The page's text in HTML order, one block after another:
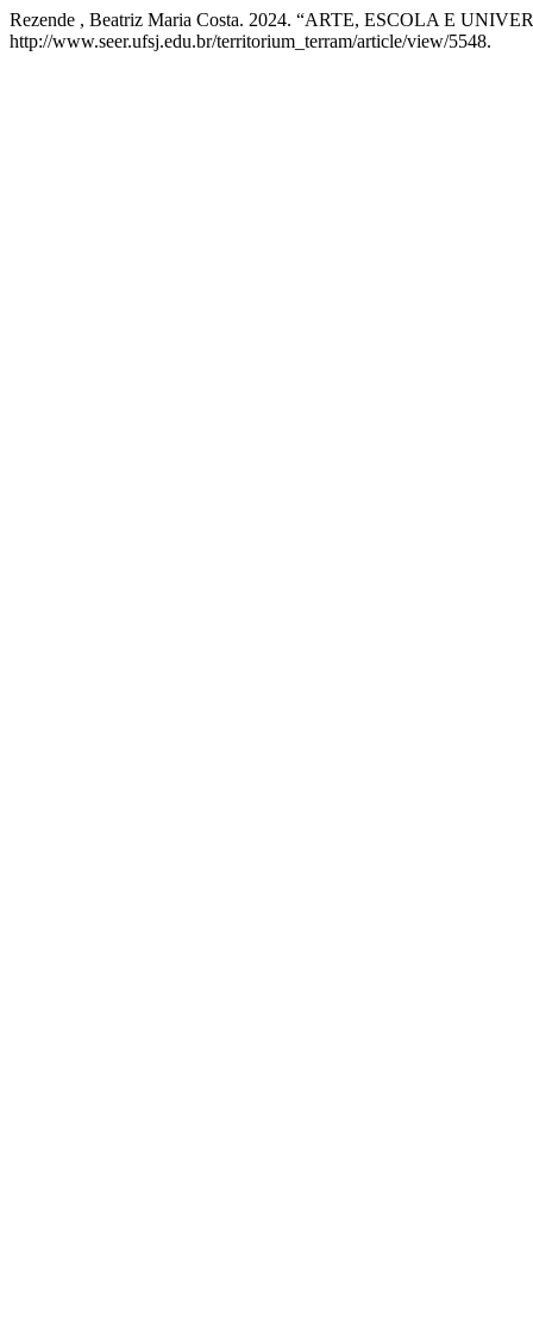
Rezende , Beatriz Maria Costa. 2024. “ARTE, ESCOLA E
http://www.seer.ufsj.edu.br/territorium_terram/article/view/5548.